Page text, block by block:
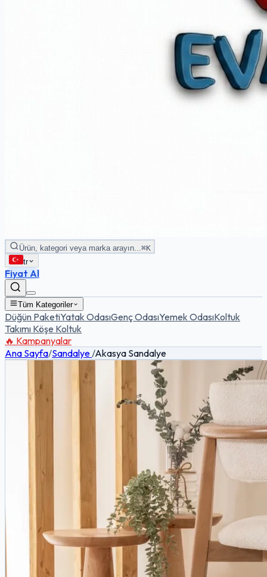
Ürün, kategori veya marka arayın... ⌘K
tr
Fiyat Al
Tüm Kategoriler
Düğün PaketiYatak OdasıGenç OdasıYemek OdasıKoltuk
Takımı Köşe Koltuk
🔥 Kampanyalar
Ana Sayfa/Sandalye/Akasya Sandalye